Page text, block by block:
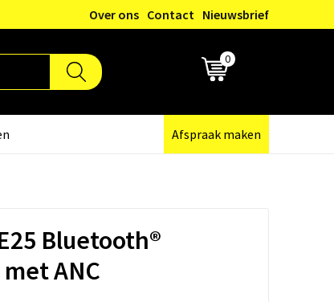
Over ons Contact Nieuwsbrief
0
Afspraak maken
Bluetooth®
ANC